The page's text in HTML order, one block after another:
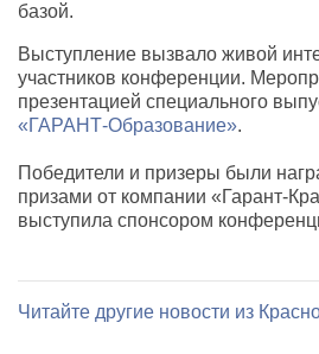
базой.
Выступление вызвало живой
участников конференции.
презентацией специального
«ГАРАНТ-Образование».
Победители и призеры были
призами от компании «Гарант-
выступила спонсором
Читайте другие новости из